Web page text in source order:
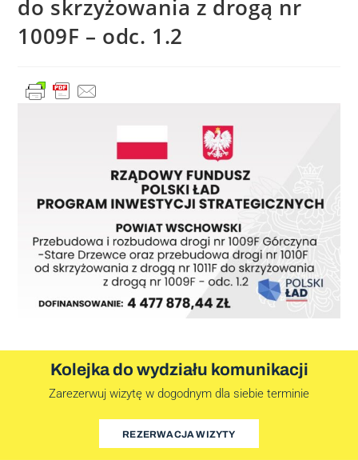
do skrzyżowania z drogą nr
1009F – odc. 1.2
Kolejka do wydziału komunikacji
Zarezerwuj wizytę w dogodnym dla siebie terminie
REZERWACJA WIZYTY